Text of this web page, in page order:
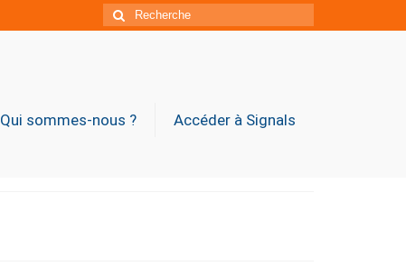
Rechercher
:
Qui sommes-nous ? Accéder à Signals